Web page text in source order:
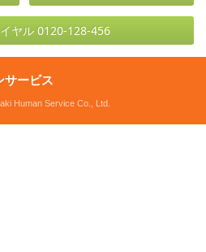
ヤル 0120-128-456
ービス
Human Service Co., Ltd.